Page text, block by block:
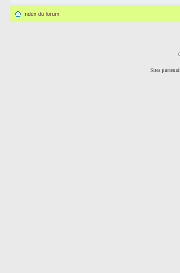
Index du forum
Sites